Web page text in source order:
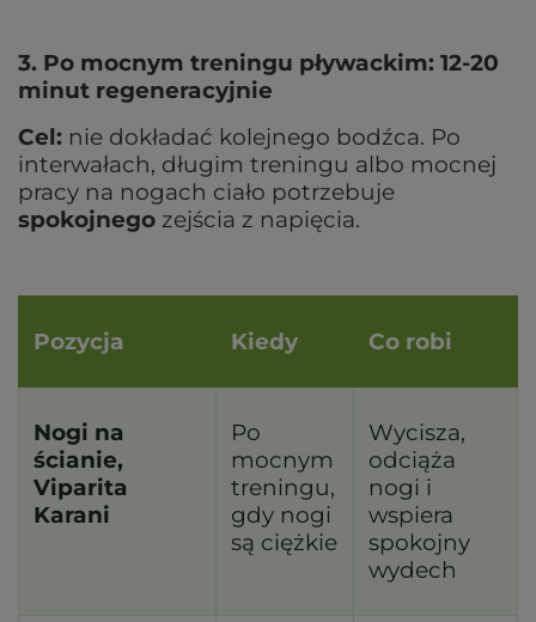
3. Po mocnym treningu pływackim: 12-20
minut regeneracyjnie
Cel: nie dokładać kolejnego bodźca. Po
interwałach, długim treningu albo mocnej
pracy na nogach ciało potrzebuje
spokojnego zejścia z napięcia.
Pozycja Kiedy Co robi
Nogi na
ścianie,
Viparita
Karani
Po
mocnym
treningu,
gdy nogi
są ciężkie
Wycisza,
odciąża
nogi i
wspiera
spokojny
wydech